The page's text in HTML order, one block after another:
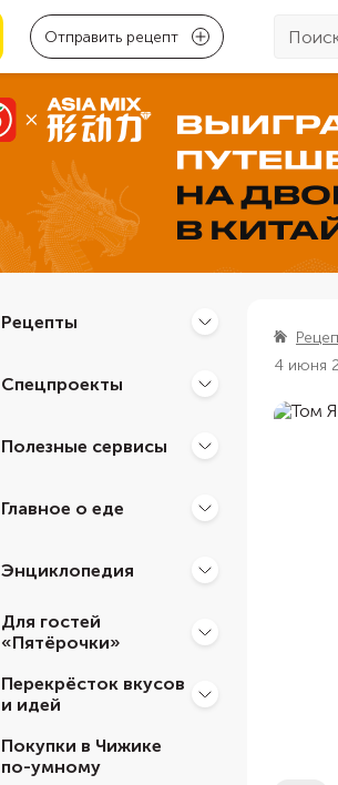
Отправить рецепт
Рецепты
Спецпроекты
Полезные сервисы
Главное о еде
Энциклопедия
Для гостей
«Пятёрочки»
Перекрёсток вкусов
и идей
Покупки в Чижике
по-умному
4 июня